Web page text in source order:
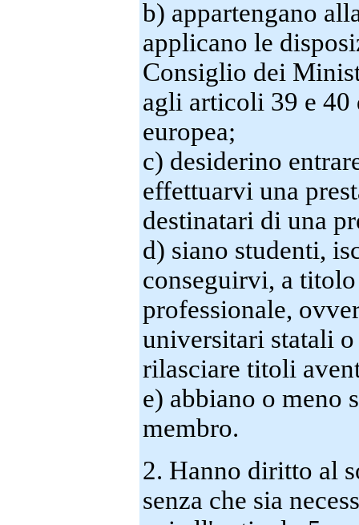
b) appartengano
applicano le
Consiglio dei
agli articoli 39 e
europea;
c) desiderino
effettuarvi una
destinatari di una
d) siano studenti,
conseguirvi, a
professionale,
universitari statali
rilasciare titoli
e) abbiano o meno
membro.
2. Hanno diritto al
senza che sia